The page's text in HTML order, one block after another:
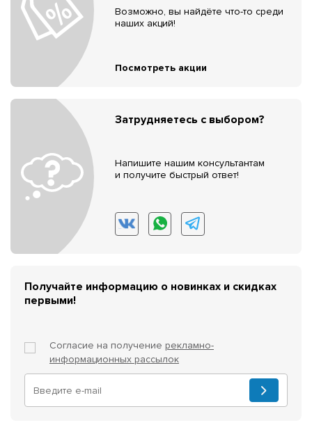
Возможно, вы найдёте что-то среди
наших акций!
Посмотреть акции
Затрудняетесь с выбором?
Напишите нашим консультантам
и получите быстрый ответ!
Получайте информацию о новинках и скидках
первыми!
Согласие на получение рекламно-
информационных рассылок